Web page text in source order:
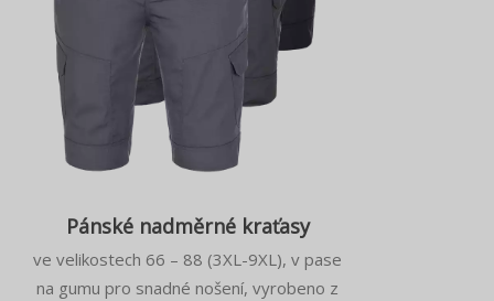
Pánské nadměrné kraťasy
ve velikostech 66 – 88 (3XL-9XL), v pase
na gumu pro snadné nošení, vyrobeno z